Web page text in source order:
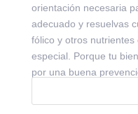
orientación necesaria
adecuado y resuelvas
fólico y otros
especial. Porque tu
por una buena